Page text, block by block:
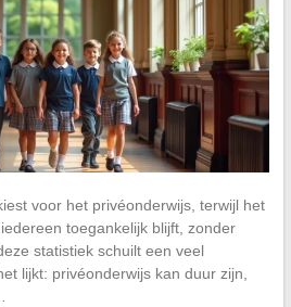
voor het privéonderwijs, terwijl het
toegankelijk blijft, zonder
statistiek schuilt een veel
lijkt: privéonderwijs kan duur zijn,